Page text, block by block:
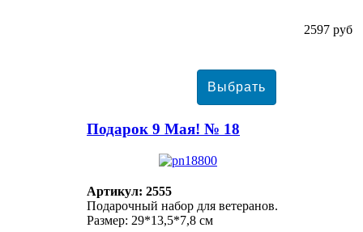
2597 руб
Подарок 9 Мая! № 18
Артикул: 2555
Подарочный набор для ветеранов.
Размер: 29*13,5*7,8 см